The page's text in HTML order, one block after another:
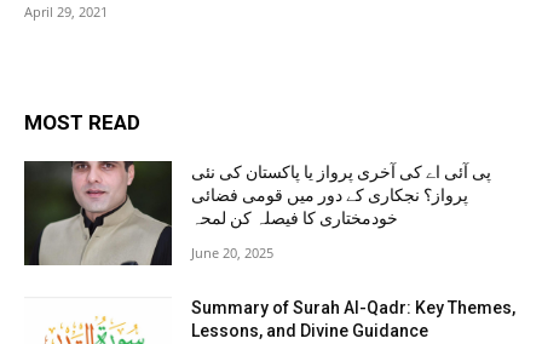
April 29, 2021
MOST READ
پی آئی اے کی آخری پرواز یا پاکستان کی نئی
پرواز؟ نجکاری کے دور میں قومی فضائی
خودمختاری کا فیصلہ کن لمحہ
June 20, 2025
Summary of Surah Al-Qadr: Key Themes,
Lessons, and Divine Guidance